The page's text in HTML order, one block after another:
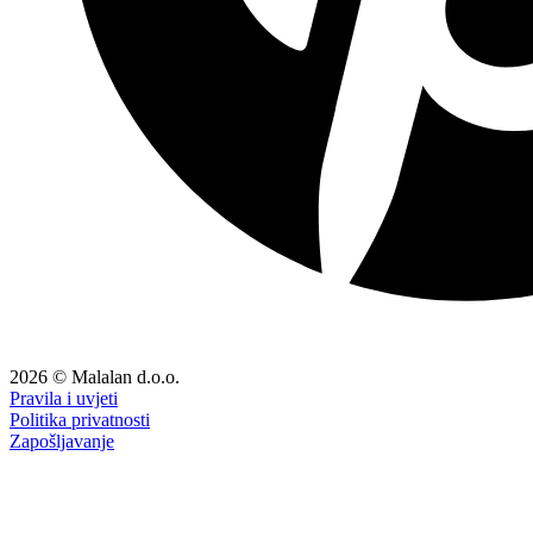
2026 © Malalan d.o.o.
Pravila i uvjeti
Politika privatnosti
Zapošljavanje